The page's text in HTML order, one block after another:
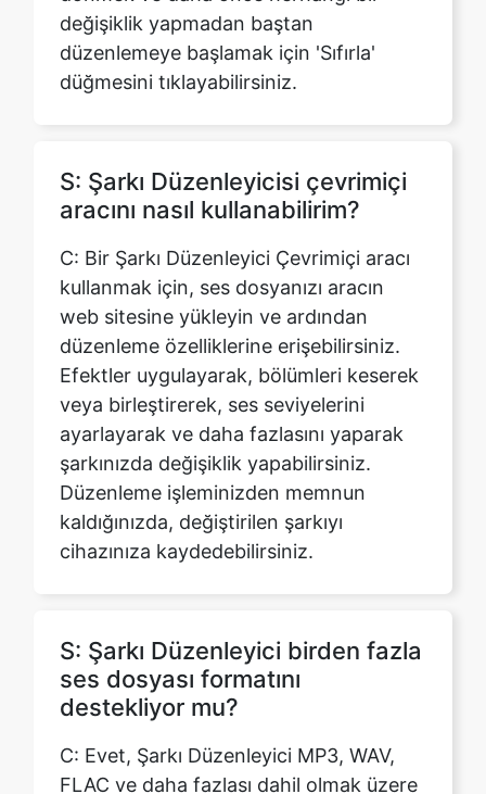
S: Şarkı Düzenleyicisi çevrimiçi
kullanmak için, ses dosyanızı aracın
web sitesine yükleyin ve ardından
düzenleme özelliklerine erişebilirsiniz.
Efektler uygulayarak, bölümleri keserek
veya birleştirerek, ses seviyelerini
ayarlayarak ve daha fazlasını yaparak
şarkınızda değişiklik yapabilirsiniz.
Düzenleme işleminizden memnun
kaldığınızda, değiştirilen şarkıyı
cihazınıza kaydedebilirsiniz.
S: Şarkı Düzenleyici birden fazla
C: Evet, Şarkı Düzenleyici MP3, WAV,
FLAC ve daha fazlası dahil olmak üzere
çok çeşitli ses dosyası formatlarını
destekler. Çeşitli formatlardaki
dosyalarla herhangi bir güçlük